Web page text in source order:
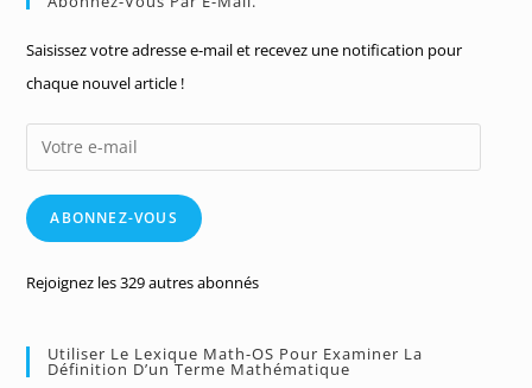
Saisissez votre adresse e-mail et recevez une notification pour
chaque nouvel article !
Votre
e-
mailABONNEZ-VOUS
Rejoignez les 329 autres abonnés
Utiliser Le Lexique Math-OS Pour Examiner La
Définition D’un Terme Mathématique